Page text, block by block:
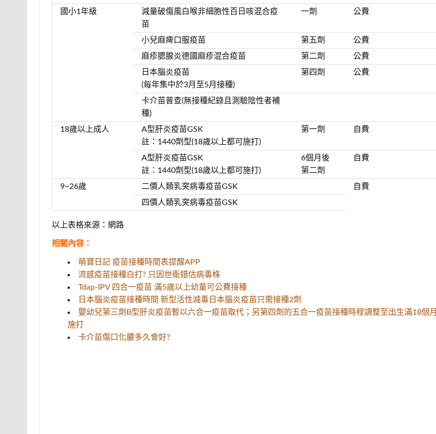
國小1年級
減量破傷風白喉非細胞性百日咳混合疫
苗
一劑 公費
小兒麻痺口服疫苗 第五劑
公費
麻疹腮腺炎德國麻疹混合疫苗
第二劑
公費
日本腦炎疫苗
(每年集中於3月至5月接種)
第四劑 公費
卡介苗普查(無接種紀錄且測驗陰性者補
種)
18歲以上成人
A型肝炎疫苗GSK
註：1440劑型(18歲以上都可施打)
第一劑 自費
A型肝炎疫苗GSK
註：1440劑型(18歲以上都可施打)
6個月後
第二劑
自費
9~26歲 二價人類乳突病毒疫苗GSK
自費
四價人類乳突病毒疫苗GSK
以上表格來源：網路
相關內容：
萌寶日記 疫苗接種時間表提醒APP
流感疫苗接種白打? 只因世衛錯估病毒株
Tdap-IPV 四合一疫苗 滿5歲以上幼童可公費接種
日本腦炎疫苗接種時間 新型活性減毒日本腦炎疫苗只需接種2劑
嬰幼兒第三劑B型肝炎疫苗暫以六合一疫苗取代；另第四劑的五合一疫苗接種時程調整至出生滿18個月
施打
卡介苗傷口化膿多久會好?